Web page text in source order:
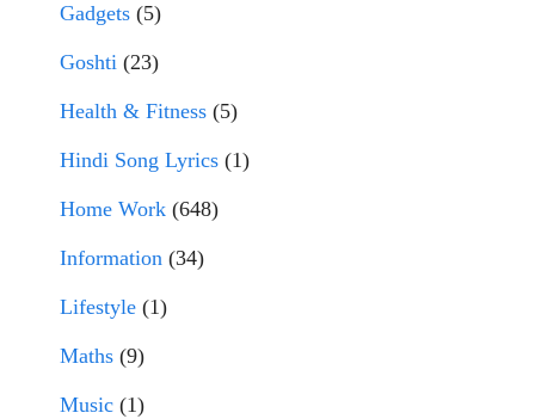
Gadgets (5)
Goshti (23)
Health & Fitness (5)
Hindi Song Lyrics (1)
Home Work (648)
Information (34)
Lifestyle (1)
Maths (9)
Music (1)